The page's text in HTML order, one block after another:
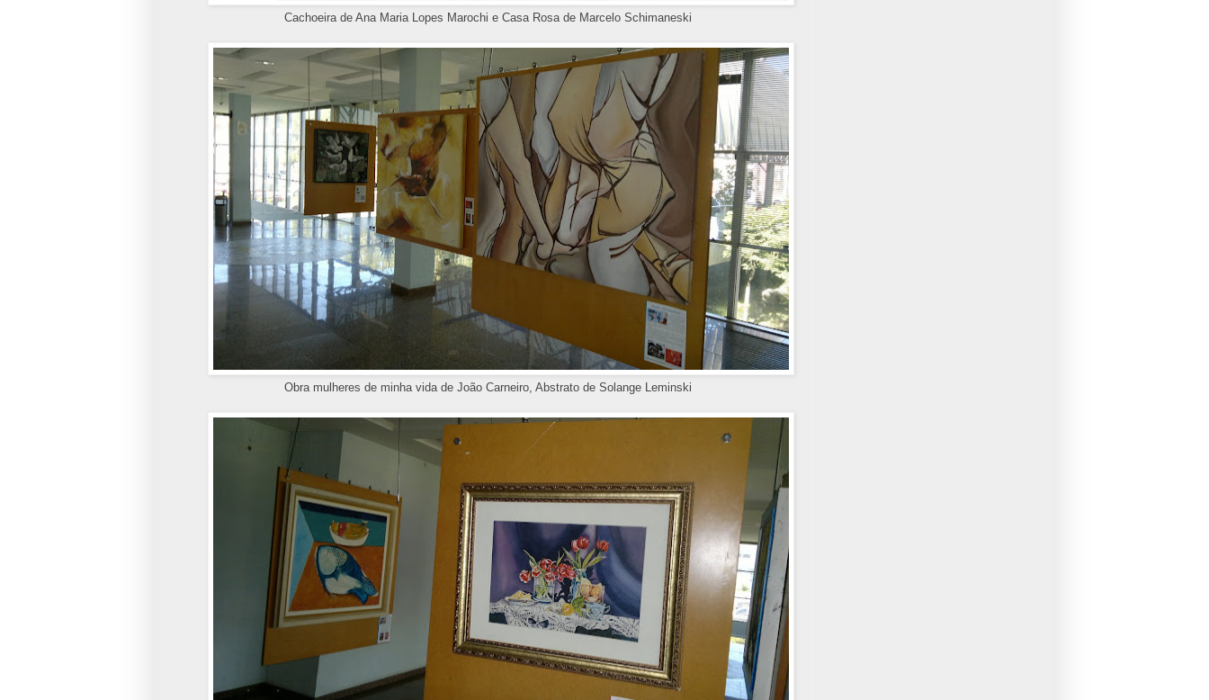
Cachoeira de Ana Maria Lopes Marochi e Casa Rosa de Marcelo Schimaneski
Obra mulheres de minha vida de João Carneiro, Abstrato de Solange Leminski